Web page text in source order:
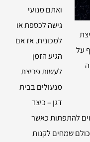
על
ואתם מנועי
גישה לכספת או
למכונית. אז אם
הגיע הזמן
לעשות פריצת
מנעולים בבית
דגן – כיצד
להתפתות כאשר
שמחים לקנות